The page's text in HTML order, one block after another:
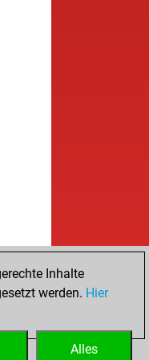
Inhalte
werden. Hier
Alles